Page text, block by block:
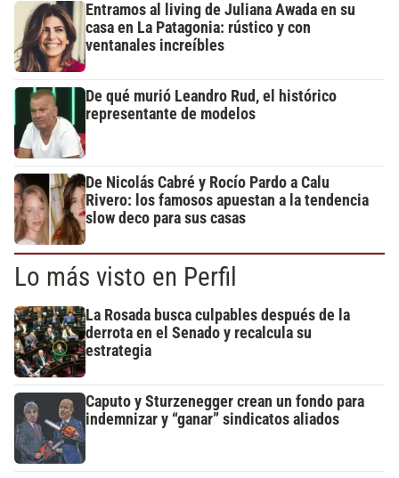
Entramos al living de Juliana Awada en su
casa en La Patagonia: rústico y con
ventanales increíbles
De qué murió Leandro Rud, el histórico
representante de modelos
De Nicolás Cabré y Rocío Pardo a Calu
Rivero: los famosos apuestan a la tendencia
slow deco para sus casas
Lo más visto en Perfil
La Rosada busca culpables después de la
derrota en el Senado y recalcula su
estrategia
Caputo y Sturzenegger crean un fondo para
indemnizar y “ganar” sindicatos aliados